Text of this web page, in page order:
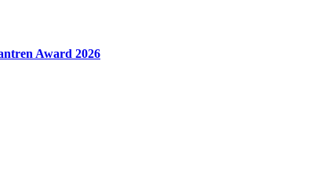
Award 2026